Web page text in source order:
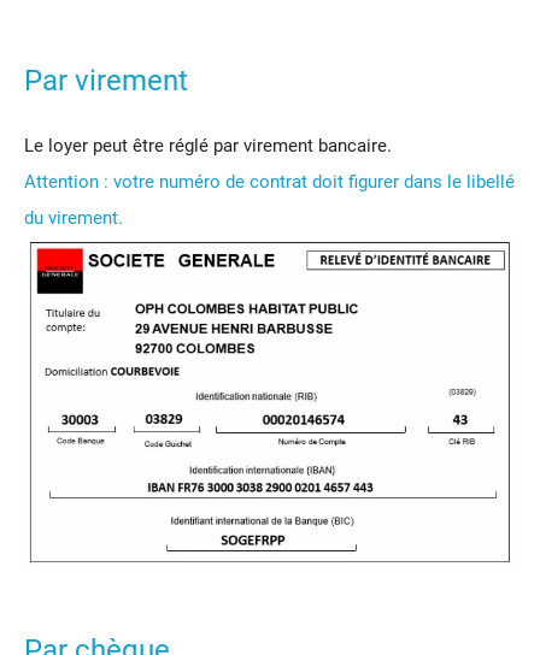
Par virement
Le loyer peut être réglé par virement bancaire.
Attention : votre numéro de contrat doit figurer dans le libellé
du virement.